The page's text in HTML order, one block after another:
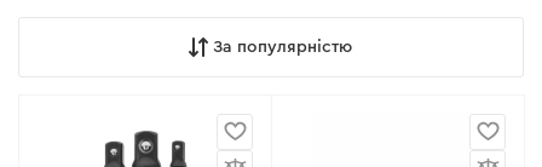
За популярністю